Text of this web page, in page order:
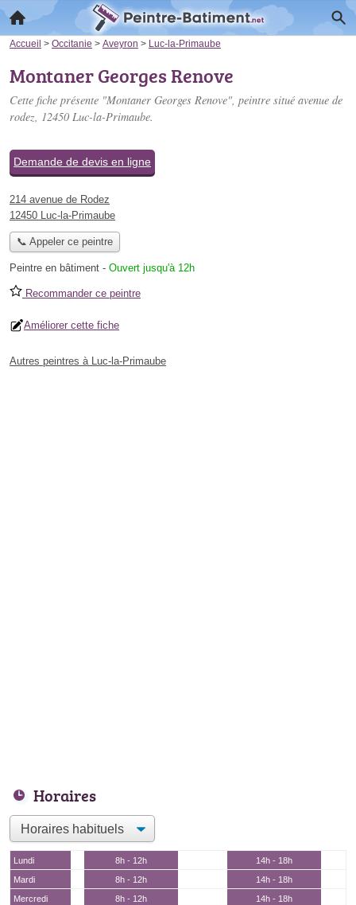
Accueil > Occitanie > Aveyron > Luc-la-Primaube
Montaner Georges Renove
Cette fiche présente "Montaner Georges Renove", peintre situé avenue de
rodez, 12450 Luc-la-Primaube.
Demande de devis en ligne
214 avenue de Rodez
12450 Luc-la-Primaube
📞 Appeler ce peintre
Peintre en bâtiment - Ouvert jusqu'à 12h
Recommander ce peintre
Améliorer cette fiche
Autres peintres à Luc-la-Primaube
Horaires
Lundi 8h - 12h
14h - 18h
Mardi
8h - 12h
14h - 18h
Mercredi
8h - 12h
14h - 18h